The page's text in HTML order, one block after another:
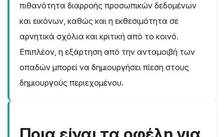
πιθανότητα διαρροής προσωπικών δεδομένων
και εικόνων, καθώς και η εκθεσιμότητα σε
αρνητικά σχόλια και κριτική από το κοινό.
Επιπλέον, η εξάρτηση από την ανταμοιβή των
οπαδών μπορεί να δημιουργήσει πίεση στους
δημιουργούς περιεχομένου.